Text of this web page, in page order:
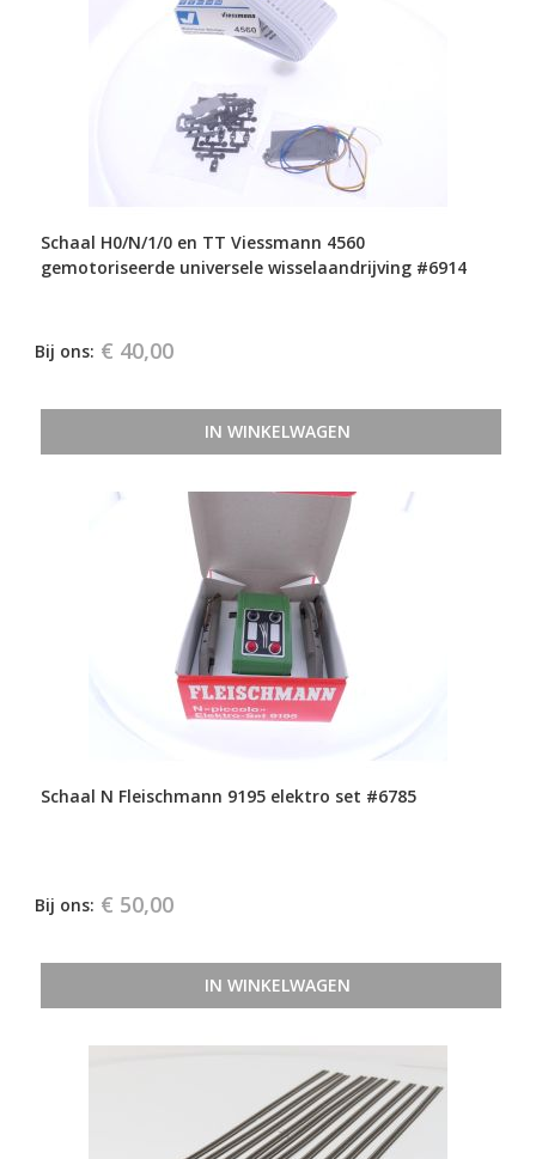
Schaal H0/N/1/0 en TT Viessmann 4560
gemotoriseerde universele wisselaandrijving #6914
Bij ons: € 40,00
IN WINKELWAGEN
Schaal N Fleischmann 9195 elektro set #6785
Bij ons: € 50,00
IN WINKELWAGEN